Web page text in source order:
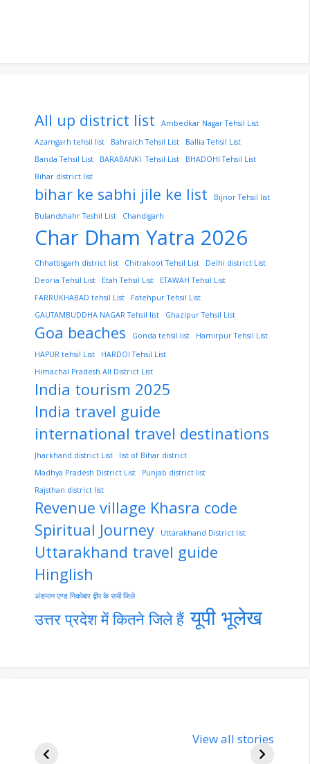
All up district list
Ambedkar Nagar Tehsil List
Azamgarh tehsil list
Bahraich Tehsil List
Ballia Tehsil List
Banda Tehsil List
BARABANKI Tehsil List
BHADOHI Tehsil List
Bihar district list
bihar ke sabhi jile ke list
Bijnor Tehsil list
Bulandshahr Teshil List
Chandigarh
Char Dham Yatra 2026
Chhattisgarh district list Chitrakoot Tehsil List
Delhi district List
Deoria Tehsil List
Etah Tehsil List
ETAWAH Tehsil List
FARRUKHABAD tehsil List
Fatehpur Tehsil List
GAUTAMBUDDHA NAGAR Tehsil list
Ghazipur Tehsil List
Goa beaches Gonda tehsil list
Hamirpur Tehsil List
HAPUR tehsil List
HARDOI Tehsil List
Himachal Pradesh All District List
India tourism 2025
India travel guide
international travel destinations
Jharkhand district List
list of Bihar district
Madhya Pradesh District List
Punjab district list
Rajsthan district list
Revenue village Khasra code
Spiritual Journey
Uttarakhand District list
Uttarakhand travel guide
Hinglish
अंडमान एण्ड निकोबार द्वीप के सभी जिले
उत्तर प्रदेश में कितने जिले हैं यूपी भूलेख
bjp-india-
about
View all stories